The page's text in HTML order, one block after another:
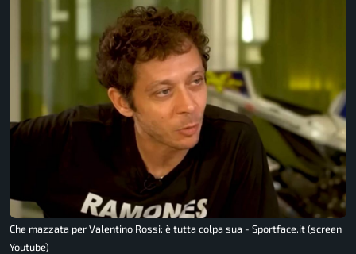
Che mazzata per Valentino Rossi: è tutta colpa sua - Sportface.it (screen
Youtube)